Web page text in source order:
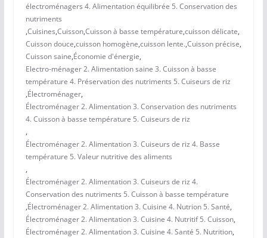
électroménagers 4. Alimentation équilibrée 5. Conservation des
nutriments
,Cuisines,Cuisson,Cuisson à basse température,cuisson délicate,
Cuisson douce,cuisson homogène,cuisson lente.,Cuisson précise,
Cuisson saine,Économie d'énergie,
Electro-ménager 2. Alimentation saine 3. Cuisson à basse
température 4. Préservation des nutriments 5. Cuiseurs de riz
,Électroménager,
Électroménager 2. Alimentation 3. Conservation des nutriments
4. Cuisson à basse température 5. Cuiseurs de riz
,
Électroménager 2. Alimentation 3. Cuiseurs de riz 4. Basse
température 5. Valeur nutritive des aliments
,
Électroménager 2. Alimentation 3. Cuiseurs de riz 4.
Conservation des nutriments 5. Cuisson à basse température
,Électroménager 2. Alimentation 3. Cuisine 4. Nutrion 5. Santé,
Électroménager 2. Alimentation 3. Cuisine 4. Nutritif 5. Cuisson,
Électroménager 2. Alimentation 3. Cuisine 4. Santé 5. Nutrition,